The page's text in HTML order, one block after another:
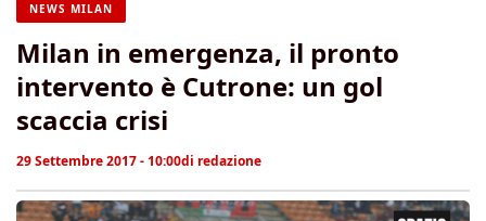
NEWS MILAN
Milan in emergenza, il pronto
intervento è Cutrone: un gol
scaccia crisi
29 Settembre 2017 - 10:00di redazione